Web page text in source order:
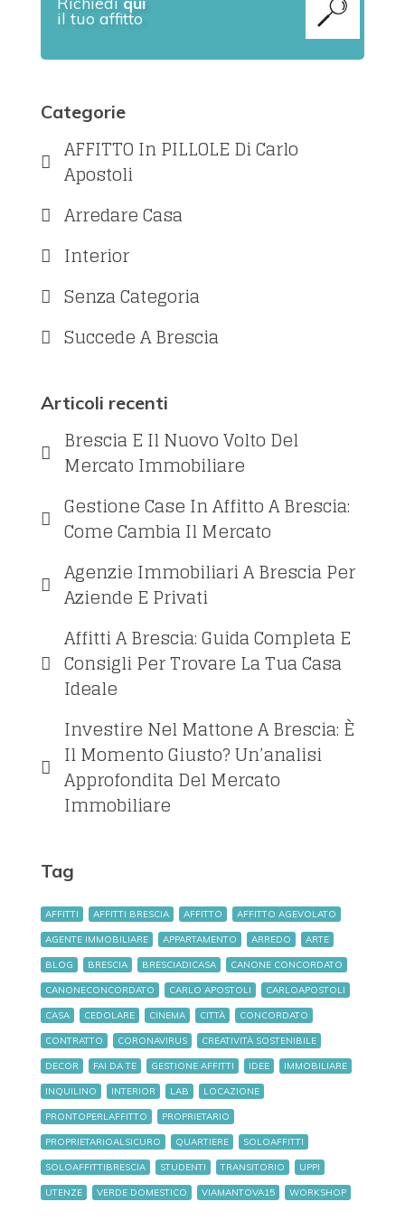
il tuo affitto
Categorie
AFFITTO In PILLOLE Di Carlo
Apostoli
Arredare Casa
Interior
Senza Categoria
Succede A Brescia
Articoli recenti
Brescia E Il Nuovo Volto Del
Mercato Immobiliare
Gestione Case In Affitto A Brescia:
Come Cambia Il Mercato
Agenzie Immobiliari A Brescia Per
Aziende E Privati
Affitti A Brescia: Guida Completa E
Consigli Per Trovare La Tua Casa
Ideale
Investire Nel Mattone A Brescia: È
Il Momento Giusto? Un’analisi
Approfondita Del Mercato
Immobiliare
Tag
AFFITTI AFFITTI BRESCIA AFFITTO AFFITTO AGEVOLATO
AGENTE IMMOBILIARE APPARTAMENTO ARREDO ARTE
BLOG BRESCIA BRESCIADICASA CANONE CONCORDATO
CANONECONCORDATO CARLO APOSTOLI CARLOAPOSTOLI
CASA CEDOLARE CINEMA CITTÀ CONCORDATO
CONTRATTO CORONAVIRUS CREATIVITÀ SOSTENIBILE
DECOR FAI DA TE GESTIONE AFFITTI IDEE IMMOBILIARE
INQUILINO INTERIOR LAB LOCAZIONE
PRONTOPERLAFFITTO PROPRIETARIO
PROPRIETARIOALSICURO QUARTIERE SOLOAFFITTI
SOLOAFFITTIBRESCIA STUDENTI TRANSITORIO UPPI
UTENZE VERDE DOMESTICO VIAMANTOVA15 WORKSHOP